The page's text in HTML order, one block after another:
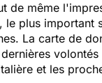
de même
le plus
La carte de
et les